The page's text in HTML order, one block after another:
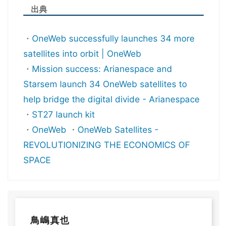
出典
・ OneWeb successfully launches 34 more
satellites into orbit | OneWeb
・ Mission success: Arianespace and
Starsem launch 34 OneWeb satellites to
help bridge the digital divide - Arianespace
・ ST27 launch kit
・ OneWeb ・ OneWeb Satellites -
REVOLUTIONIZING THE ECONOMICS OF
SPACE
鳥嶋真也